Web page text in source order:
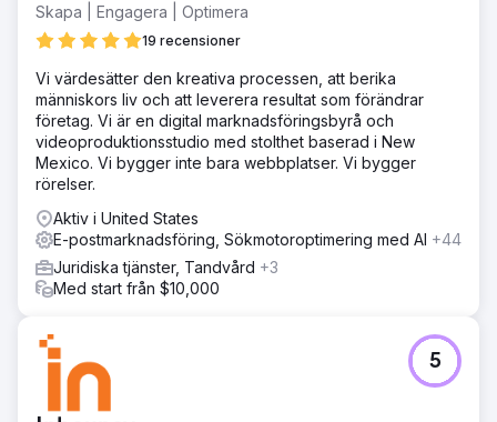
Skapa | Engagera | Optimera
19 recensioner
Vi värdesätter den kreativa processen, att berika
människors liv och att leverera resultat som förändrar
företag. Vi är en digital marknadsföringsbyrå och
videoproduktionsstudio med stolthet baserad i New
Mexico. Vi bygger inte bara webbplatser. Vi bygger
rörelser.
Aktiv i United States
E-postmarknadsföring, Sökmotoroptimering med AI +44
Juridiska tjänster, Tandvård +3
Med start från $10,000
5